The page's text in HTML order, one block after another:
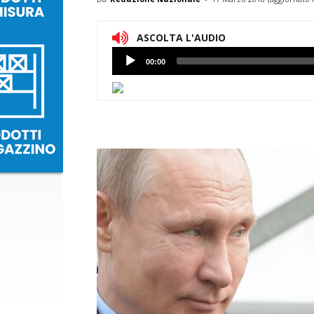
ASCOLTA L'AUDIO
Lettore
Audio
00:00